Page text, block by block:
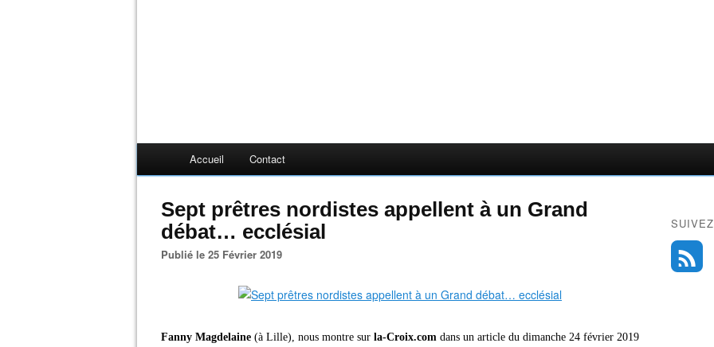
Accueil Contact
Sept prêtres nordistes appellent à un Grand
débat… ecclésial
Publié le 25 Février 2019
Fanny Magdelaine (à Lille), nous montre sur la-Croix.com dans un article du dimanche 24 février 2019